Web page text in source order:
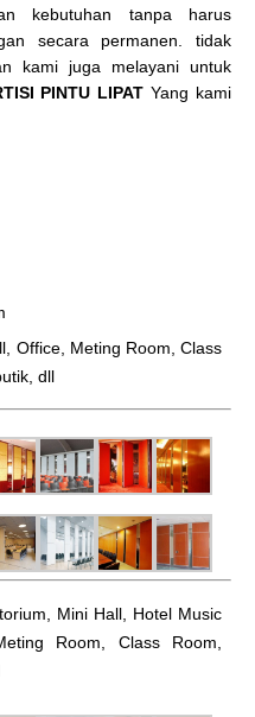
kebutuhan tanpa harus
secara permanen. tidak
kami juga melayani untuk
PINTU LIPAT Yang kami
Meting Room, Class
dll
Mini Hall, Hotel Music
Room, Class Room,